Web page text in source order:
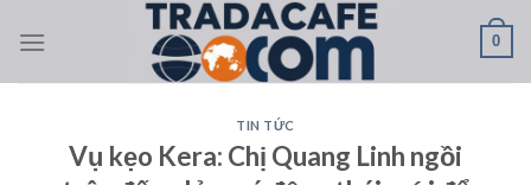
0
TIN TỨC
Vụ kẹo Kera: Chị Quang Linh ngồi